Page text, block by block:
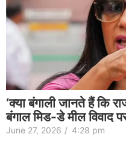
‘क्या बंगाली जानते हैं कि
बंगाल मिड-डे मील विवाद
June 27, 2026 / 4:28 pm